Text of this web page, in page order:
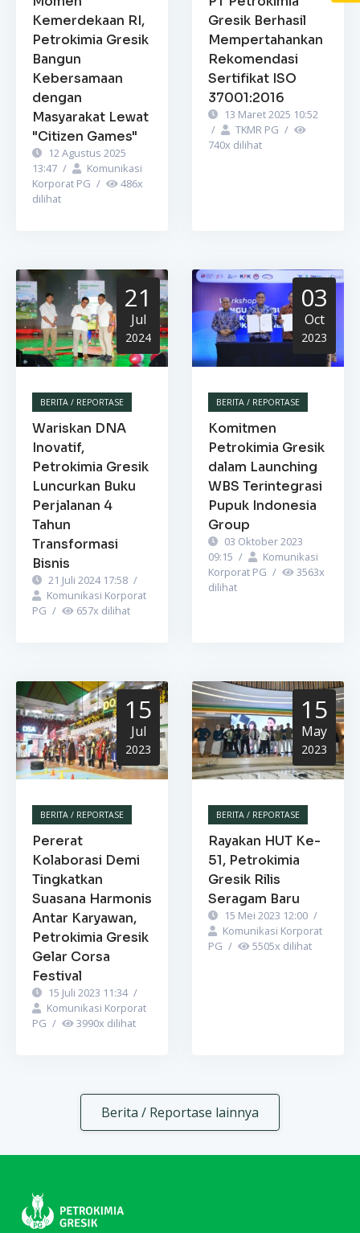
Kemerdekaan RI,
Petrokimia Gresik
Bangun
Kebersamaan
dengan
Masyarakat Lewat
"Citizen Games"
12 Agustus 2025
13:47 /
Komunikasi
Korporat PG / 486x
dilihat
Gresik Berhasil
Mempertahankan
Rekomendasi
Sertifikat ISO
37001:2016
13 Maret 2025 10:52
/
TKMR PG /
740x dilihat
21
Jul
2024
BERITA / REPORTASE
Wariskan DNA
Inovatif,
Petrokimia Gresik
Luncurkan Buku
Perjalanan 4
Tahun
Transformasi
Bisnis
21 Juli 2024 17:58 /
Komunikasi Korporat
PG / 657x dilihat
03
Oct
2023
BERITA / REPORTASE
Komitmen
Petrokimia Gresik
dalam Launching
WBS Terintegrasi
Pupuk Indonesia
Group
03 Oktober 2023
09:15 /
Komunikasi
Korporat PG / 3563x
dilihat
15
Jul
2023
BERITA / REPORTASE
Pererat
Kolaborasi Demi
Tingkatkan
Suasana Harmonis
Antar Karyawan,
Petrokimia Gresik
Gelar Corsa
Festival
15 Juli 2023 11:34 /
Komunikasi Korporat
PG / 3990x dilihat
15
May
2023
BERITA / REPORTASE
Rayakan HUT Ke-
51, Petrokimia
Gresik Rilis
Seragam Baru
15 Mei 2023 12:00 /
Komunikasi Korporat
PG / 5505x dilihat
Berita / Reportase lainnya